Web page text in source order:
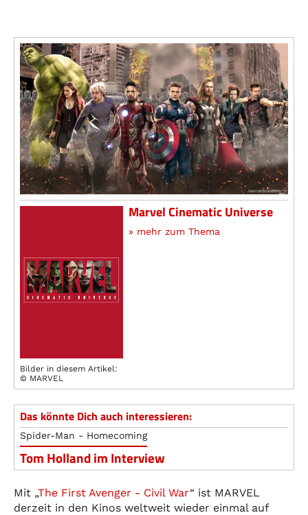
Bilder in diesem Artikel:
© MARVEL
Marvel Cinematic Universe
» mehr zum Thema
Das könnte Dich auch interessieren:
Spider-Man - Homecoming
Tom Holland im Interview
Mit „The First Avenger - Civil War“ ist MARVEL
derzeit in den Kinos weltweit wieder einmal auf